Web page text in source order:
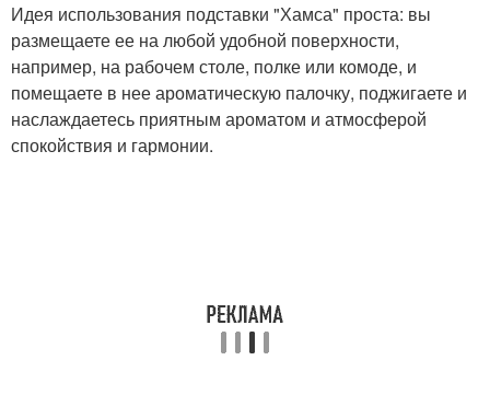
Идея использования подставки "Хамса" проста: вы
размещаете ее на любой удобной поверхности,
например, на рабочем столе, полке или комоде, и
помещаете в нее ароматическую палочку, поджигаете и
наслаждаетесь приятным ароматом и атмосферой
спокойствия и гармонии.